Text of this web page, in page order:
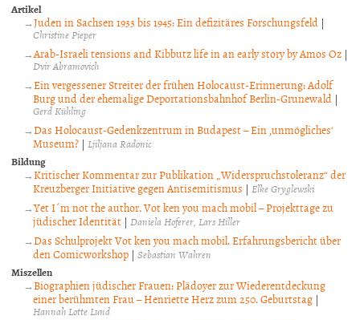
Artikel
Juden in Sachsen 1933 bis 1945: Ein defizitäres Forschungsfeld |
Christine Pieper
Arab-Israeli tensions and Kibbutz life in an early story by Amos Oz |
Dvir Abramovich
Ein vergessener Streiter der frühen Holocaust-Erinnerung: Adolf
Burg und der ehemalige Deportationsbahnhof Berlin-Grunewald |
Gerd Kühling
Das Holocaust-Gedenkzentrum in Budapest – Ein ‚unmögliches‘
Museum? | Ljiljana Radonic
Bildung
Kritischer Kommentar zur Publikation „Widerspruchstoleranz“ der
Kreuzberger Initiative gegen Antisemitismus | Elke Gryglewski
Yet I´m not the author. Vot ken you mach mobil – Projekttage zu
jüdischer Identität | Daniela Hoferer Lars Hiller
Das Schulprojekt Vot ken you mach mobil. Erfahrungsbericht über
den Comicworkshop | Sebastian Wahren
Miszellen
Biographien jüdischer Frauen: Plädoyer zur Wiederentdeckung
einer berühmten Frau – Henriette Herz zum 250. Geburtstag |
Hannah Lotte Lund